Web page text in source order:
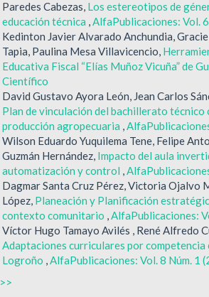
Paredes Cabezas, Los estereotipos de
educación técnica ,AlfaPublicaciones: Vol.
Kedinton Javier Alvarado Anchundia,
Tapia, Paulina Mesa Villavicencio,
Educativa Fiscal “Elías Muñoz Vicuña” de
Científico
David Gustavo Ayora León, Jean Carlos
Plan de vinculación del bachillerato
producción agropecuaria ,
Wilson Eduardo Yuquilema Tene, Felipe
Guzmán Hernández, Impacto del aula
automatización y control ,
Dagmar Santa Cruz Pérez, Victoria Ojalvo
López, Planeación y Planificación
contexto comunitario ,AlfaPublicaciones:
Víctor Hugo Tamayo Avilés , René Alfredo
Adaptaciones curriculares por
Logroño ,AlfaPublicaciones: Vol. 8 Núm. 1
>>